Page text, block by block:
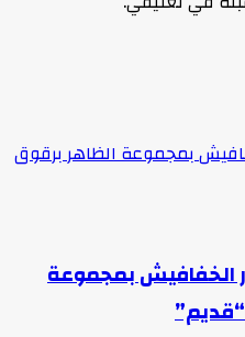
بمجموعة الظاهر برقوق
الخفافيش بمجموعة